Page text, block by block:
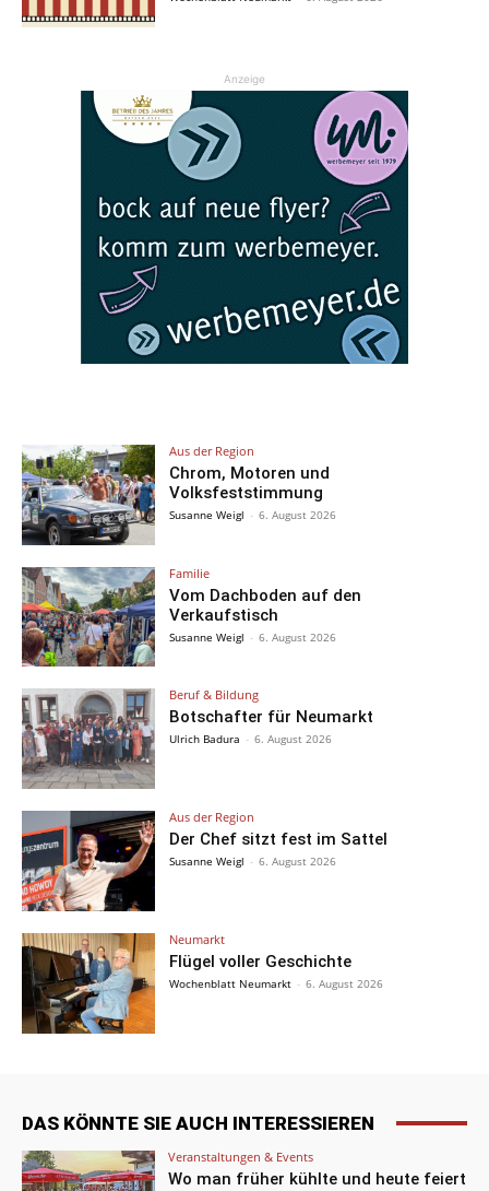
Anzeige
Aus der Region
Chrom, Motoren und
Volksfeststimmung
Susanne Weigl - 6. August 2026
Familie
Vom Dachboden auf den
Verkaufstisch
Susanne Weigl - 6. August 2026
Beruf & Bildung
Botschafter für Neumarkt
Ulrich Badura - 6. August 2026
Aus der Region
Der Chef sitzt fest im Sattel
Susanne Weigl - 6. August 2026
Neumarkt
Flügel voller Geschichte
Wochenblatt Neumarkt - 6. August 2026
DAS KÖNNTE SIE AUCH INTERESSIEREN
Veranstaltungen & Events
Wo man früher kühlte und heute feiert